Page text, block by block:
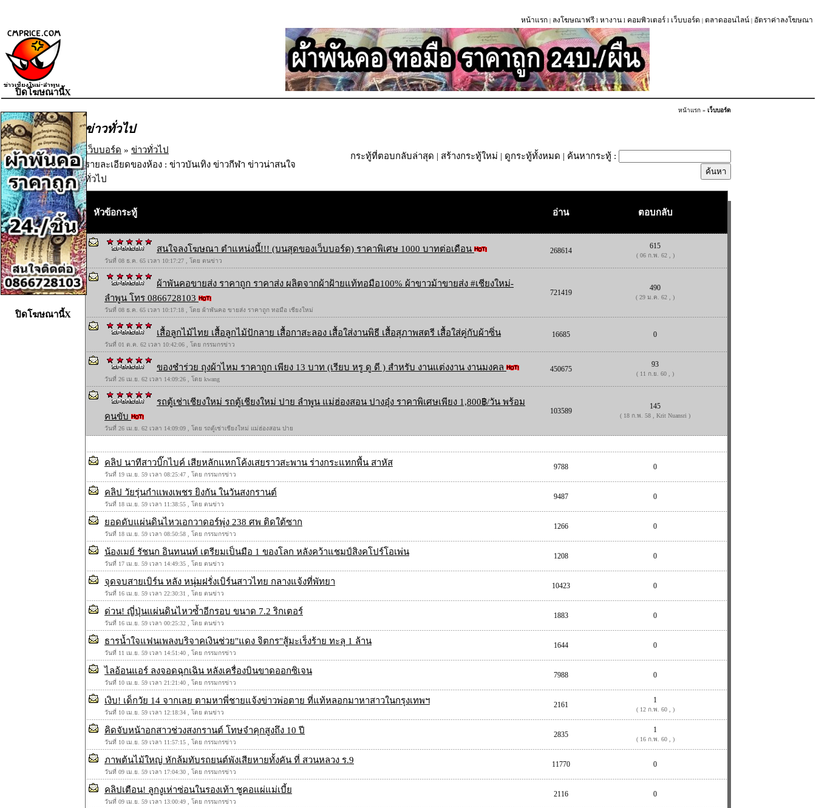
หน้าแรก | ลงโฆษณาฟรี l หางาน l คอมพิวเตอร์ l เว็บบอร์ด | ตลาดออนไลน์ | อัตราค่าลงโฆษณา
หน้าแรก » เว็บบอร์ด
ข่าวทั่วไป
เว็บบอร์ด » ข่าวทั่วไป
รายละเอียดของห้อง : ข่าวบันเทิง ข่าวกีฬา ข่าวน่าสนใจ
ทั่วไป
กระทู้ที่ตอบกลับล่าสุด | สร้างกระทู้ใหม่ | ดูกระทู้ทั้งหมด | ค้นหากระทู้ :
หัวข้อกระทู้ อ่าน ตอบกลับ
สนใจลงโฆษณา ตำแหน่งนี้!!! (บนสุดของเว็บบอร์ด) ราคาพิเศษ 1000 บาทต่อเดือน
วันที่ 08 ธ.ค. 65 เวลา 10:17:27 , โดย ตนข่าว
268614
615
( 06 ก.พ. 62 , )
ผ้าพันคอขายส่ง ราคาถูก ราคาส่ง ผลิตจากผ้าฝ้ายแท้ทอมือ100% ผ้าขาวม้าขายส่ง #เชียงใหม่-
ลำพูน โทร 0866728103
วันที่ 08 ธ.ค. 65 เวลา 10:17:18 , โดย ผ้าพันคอ ขายส่ง ราคาถูก ทอมือ เชียงใหม่
721419
490
( 29 ม.ค. 62 , )
เสื้อลูกไม้ไทย เสื้อลูกไม้ปักลาย เสื้อกาสะลอง เสื้อใส่งานพิธี เสื้อสุภาพสตรี เสื้อใส่คู่กับผ้าซิ่น
วันที่ 01 ต.ค. 62 เวลา 10:42:06 , โดย กรรมกรข่าว
16685 0
ของชำร่วย ถุงผ้าไหม ราคาถูก เพียง 13 บาท (เรียบ หรู ดู ดี ) สำหรับ งานแต่งงาน งานมงคล
วันที่ 26 เม.ย. 62 เวลา 14:09:26 , โดย kwang
450675
93
( 11 ก.ย. 60 , )
รถตู้เช่าเชียงใหม่ รถตู้เชียงใหม่ ปาย ลำพูน แม่ฮ่องสอน ปางอุ๋ง ราคาพิเศษเพียง 1,800฿/วัน พร้อม
คนขับ
วันที่ 26 เม.ย. 62 เวลา 14:09:09 , โดย รถตู้เช่าเชียงใหม่ แม่ฮ่องสอน ปาย
103589
145
( 18 ก.พ. 58 , Krit Nuansri )
คลิป นาทีสาวบิ๊กไบค์ เสียหลักแหกโค้งเสยราวสะพาน ร่างกระแทกพื้น สาหัส
วันที่ 19 เม.ย. 59 เวลา 08:25:47 , โดย กรรมกรข่าว
9788 0
คลิป วัยรุ่นกำแพงเพชร ยิงกัน ในวันสงกรานต์
วันที่ 18 เม.ย. 59 เวลา 11:38:55 , โดย ตนข่าว
9487 0
ยอดดับแผ่นดินไหวเอกวาดอร์พุ่ง 238 ศพ ติดใต้ซาก
วันที่ 18 เม.ย. 59 เวลา 08:50:58 , โดย กรรมกรข่าว
1266 0
น้องเมย์ รัชนก อินทนนท์ เตรียมเป็นมือ 1 ของโลก หลังคว้าแชมป์สิงคโปร์โอเพ่น
วันที่ 17 เม.ย. 59 เวลา 14:49:35 , โดย ตนข่าว
1208 0
จุดจบสายเบิร์น หลัง หนุ่มฝรั่งเบิร์นสาวไทย กลางแจ้งที่พัทยา
วันที่ 16 เม.ย. 59 เวลา 22:30:31 , โดย ตนข่าว
10423 0
ด่วน! ญี่ปุ่นแผ่นดินไหวซ้ำอีกรอบ ขนาด 7.2 ริกเตอร์
วันที่ 16 เม.ย. 59 เวลา 00:25:32 , โดย ตนข่าว
1883 0
ธารน้ำใจแฟนเพลงบริจาคเงินช่วย"แดง จิตกร"สู้มะเร็งร้าย ทะลุ 1 ล้าน
วันที่ 11 เม.ย. 59 เวลา 14:51:40 , โดย กรรมกรข่าว
1644 0
ไลอ้อนแอร์ ลงจอดฉุกเฉิน หลังเครื่องบินขาดออกซิเจน
วันที่ 10 เม.ย. 59 เวลา 21:21:40 , โดย กรรมกรข่าว
7988 0
เงิบ! เด็กวัย 14 จากเลย ตามหาพี่ชายแจ้งข่าวพ่อตาย ที่แท้หลอกมาหาสาวในกรุงเทพฯ
วันที่ 10 เม.ย. 59 เวลา 12:18:34 , โดย ตนข่าว
2161
1
( 12 ก.พ. 60 , )
คิดจับหน้าอกสาวช่วงสงกรานต์ โทษจำคุกสูงถึง 10 ปี
วันที่ 10 เม.ย. 59 เวลา 11:57:15 , โดย กรรมกรข่าว
2835
1
( 16 ก.พ. 60 , )
ภาพต้นไม้ใหญ่ หักล้มทับรถยนต์พังเสียหายทั้งคัน ที่ สวนหลวง ร.9
วันที่ 09 เม.ย. 59 เวลา 17:04:30 , โดย กรรมกรข่าว
11770 0
คลิปเตือน! ลูกงูเห่าซ่อนในรองเท้า ชูคอแผ่แม่เบี้ย
วันที่ 09 เม.ย. 59 เวลา 13:00:49 , โดย กรรมกรข่าว
2116 0
ปิดโฆษณานี้X
ปิดโฆษณานี้X